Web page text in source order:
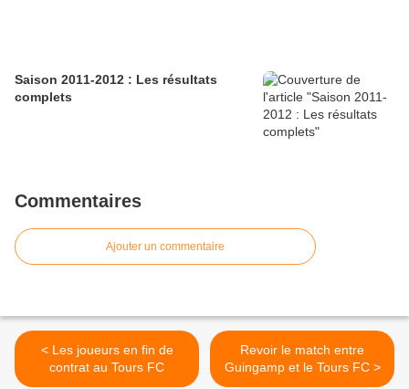
Saison 2011-2012 : Les résultats
complets
Commentaires
Ajouter un commentaire
< Les joueurs en fin de
contrat au Tours FC
Revoir le match entre
Guingamp et le Tours FC >